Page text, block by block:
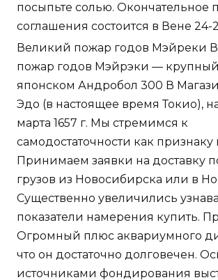
посыпьте солью. Окончательное
соглашения состоится в Вене 24-
Великий пожар годов Мэйреки
пожар годов Мэйрэки —
японском Андробол 300 В
Эдо (в настоящее время Токио),
марта 1657 г. Мы стремимся к
самодостаточности как признаку
Принимаем заявки на доставку
грузов из Новосибирска или в
Существенно увеличились
показатели намерения купить.
Огромный плюс аквариумного
что он достаточно долговечен.
источниками фондирования